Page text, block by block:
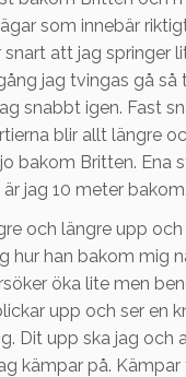
som innebär
snart att jag springer
jag tvingas gå så
snabbt igen. Fast
blir allt längre
bakom Britten. Ena
jag 10 meter bakom.
och längre upp och
hur han bakom mig
öka lite men
upp och ser en
Dit upp ska jag och
kämpar på.